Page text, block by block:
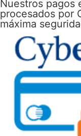
Nuestros pagos
procesados por
máxima